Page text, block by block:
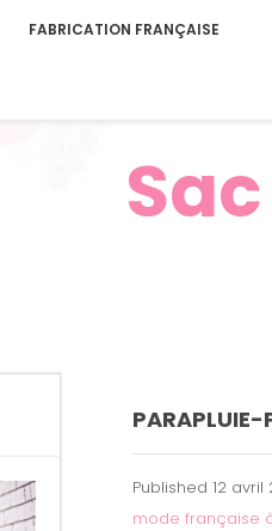
FABRICATION FRANÇAISE
Published 12 avril
mode française